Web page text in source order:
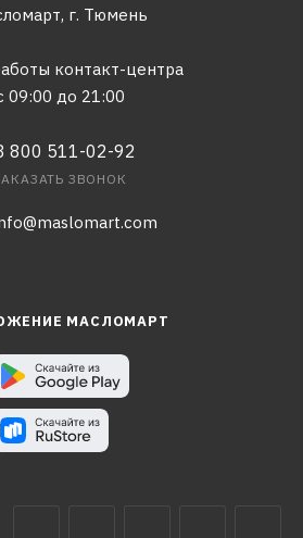
г. Тюмень
контакт-центра
09:00 до 21:00
800 511-02-92
ЗВОНОК
МАСЛОМАРТ